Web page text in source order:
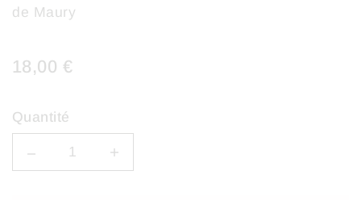
de Maury
18,00 €
Quantité
Quantity